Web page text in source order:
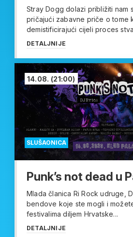
Stray Dogg dolazi približiti nam
pričajući zabavne priče o tome
demistificirajući cijeli proces
DETALJNIJE
SLUŠAONICA
14.08. (21:00)
Punk’s not dead u
Mlada članica Ri Rock udruge,
bendove koje ste mogli i
festivalima diljem Hrvatske...
DETALJNIJE